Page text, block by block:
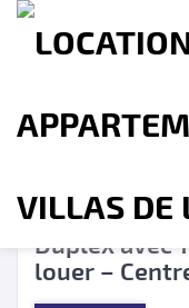
Duplex avec
louer –